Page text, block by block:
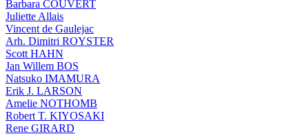
Barbara COUVERT
Juliette Allais
Vincent de Gaulejac
Arh. Dimitri ROYSTER
Scott HAHN
Jan Willem BOS
Natsuko IMAMURA
Erik J. LARSON
Amelie NOTHOMB
Robert T. KIYOSAKI
Rene GIRARD